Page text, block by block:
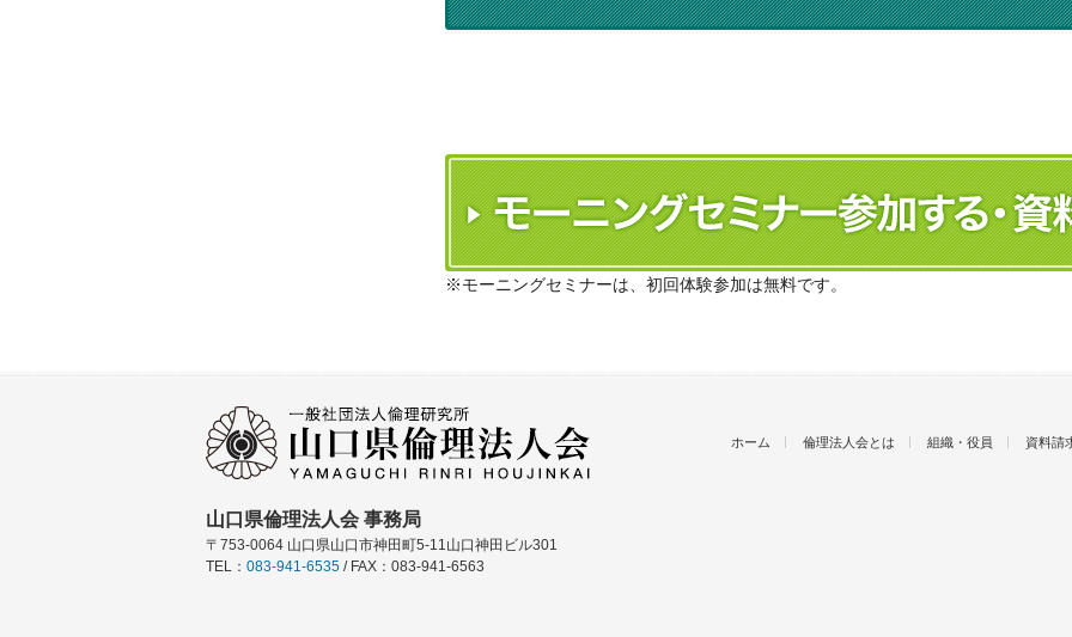
※モーニングセミナーは、初回体験参加は無料です。
山口県倫理法人会 事務局
〒753-0064 山口県山口市神田町5-11山口神田ビル301
TEL： 083-941-6535 / FAX：083-941-6563
ホーム 倫理法人会とは 組織・役員 資料請